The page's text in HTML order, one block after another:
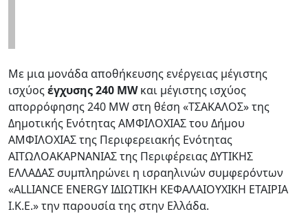
Με μια μονάδα αποθήκευσης ενέργειας μέγιστης
ισχύοςέγχυσης 240 ΜWκαι μέγιστης ισχύος
απορρόφησης 240 MW στη θέση «ΤΣΑΚΑΛΟΣ» της
Δημοτικής Ενότητας ΑΜΦΙΛΟΧΙΑΣ του Δήμου
ΑΜΦΙΛΟΧΙΑΣ της Περιφερειακής Ενότητας
ΑΙΤΩΛΟΑΚΑΡΝΑΝΙΑΣ της Περιφέρειας ΔΥΤΙΚΗΣ
ΕΛΛΑΔΑΣ συμπληρώνει η ισραηλινών συμφερόντων
«ALLIANCE ENERGY ΙΔΙΩΤΙΚΗ ΚΕΦΑΛΑΙΟΥΧΙΚΗ ΕΤΑΙΡΙΑ
Ι.Κ.Ε.» την παρουσία της στην Ελλάδα.